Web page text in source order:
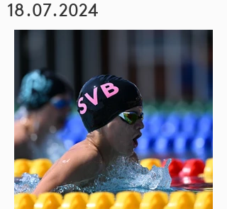
18.07.2024